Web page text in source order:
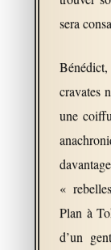
sera
cravates
une
«
Plan à
d’un